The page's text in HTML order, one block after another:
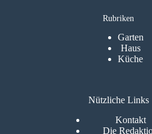
Rubriken
Garten
Haus
Küche
Nützliche Links
Kontakt
Die